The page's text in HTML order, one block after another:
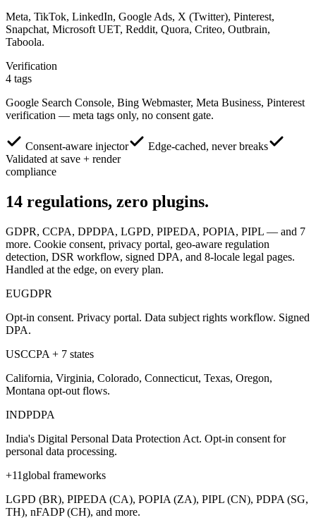
Meta, TikTok, LinkedIn, Google Ads, X (Twitter), Pinterest,
Snapchat, Microsoft UET, Reddit, Quora, Criteo, Outbrain,
Taboola.
Verification
4 tags
Google Search Console, Bing Webmaster, Meta Business, Pinterest
verification — meta tags only, no consent gate.
Consent-aware injector
Edge-cached, never breaks
Validated at save + render
compliance
14 regulations, zero plugins.
GDPR, CCPA, DPDPA, LGPD, PIPEDA, POPIA, PIPL — and 7
more. Cookie consent, privacy portal, geo-aware regulation
detection, DSR workflow, signed DPA, and 8-locale legal pages.
Handled at the edge, on every plan.
EUGDPR
Opt-in consent. Privacy portal. Data subject rights workflow. Signed
DPA.
USCCPA + 7 states
California, Virginia, Colorado, Connecticut, Texas, Oregon,
Montana opt-out flows.
INDPDPA
India's Digital Personal Data Protection Act. Opt-in consent for
personal data processing.
+11 global frameworks
LGPD (BR), PIPEDA (CA), POPIA (ZA), PIPL (CN), PDPA (SG,
TH), nFADP (CH), and more.